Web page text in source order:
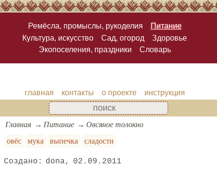
Ремёсла, промыслы, рукоделия
Питание
Культура, искусство
Сад, огород
Здоровье
Экопоселения, праздники
Словарь
главная контакты о проекте инструкция
Главная Питание
Овсяное толокно
овёс
мука выпечка сладости
dona 02.09.2011